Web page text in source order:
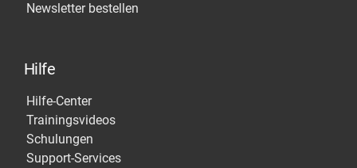
Newsletter bestellen
Hilfe
Hilfe-Center
Trainingsvideos
Schulungen
Support-Services